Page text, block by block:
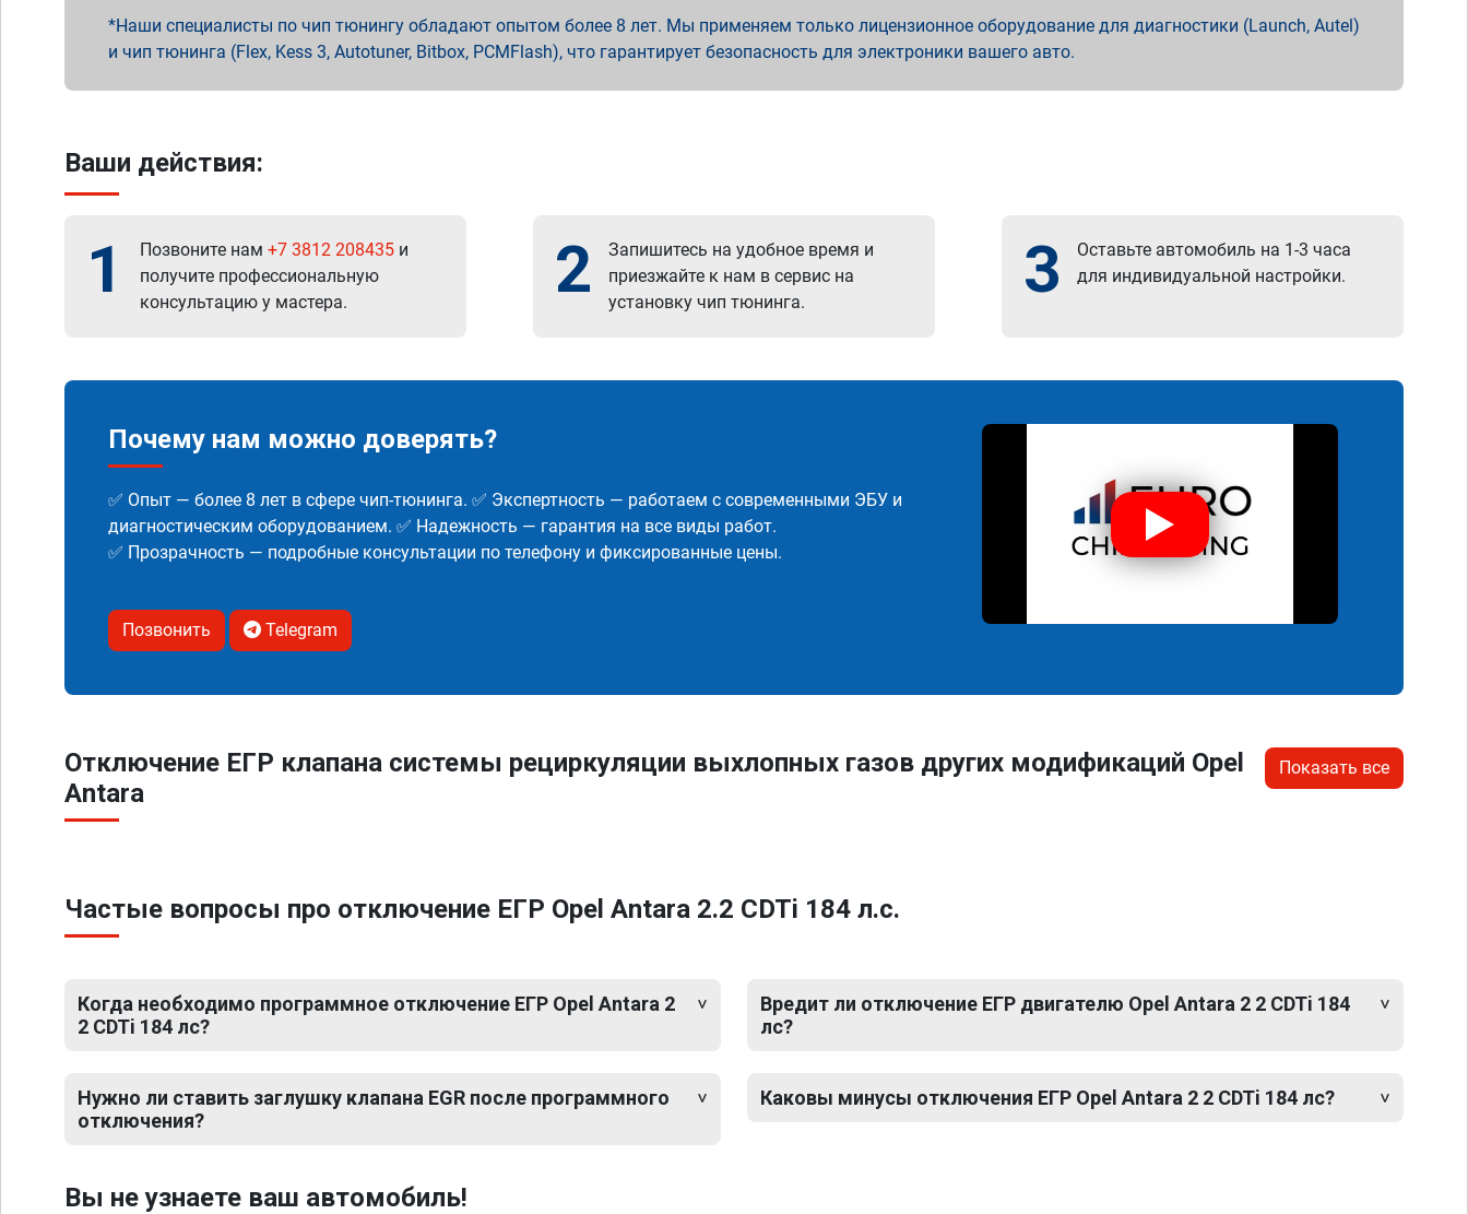
Наши специалисты по чип тюнингу обладают опытом более 8 лет. Мы применяем только лицензионное оборудование для диагностики (Launch, Autel)
и чип тюнинга (Flex, Kess 3, Autotuner, Bitbox, PCMFlash), что гарантирует безопасность для электроники вашего авто.
Ваши действия:
1 Позвоните нам +7 3812 208435 и
получите профессиональную
консультацию у мастера.
2
Запишитесь на удобное время и
приезжайте к нам в сервис на
установку чип тюнинга.
3
Оставьте автомобиль на 1-3 часа
для индивидуальной настройки.
Почему нам можно доверять?
✅ Опыт — более 8 лет в сфере чип-тюнинга. ✅ Экспертность — работаем с современными ЭБУ и
диагностическим оборудованием. ✅ Надежность — гарантия на все виды работ.
✅ Прозрачность — подробные консультации по телефону и фиксированные цены.
Позвонить Telegram
Отключение ЕГР клапана системы рециркуляции выхлопных газов других модификаций Opel
Antara
Показать все
Частые вопросы про отключение ЕГР Opel Antara 2.2 CDTi 184 л.с.
Когда необходимо программное отключение ЕГР Opel Antara 2
2 CDTi 184 лс?
Нужно ли ставить заглушку клапана EGR после программного
отключения?
Вредит ли отключение ЕГР двигателю Opel Antara 2 2 CDTi 184
лс?
Каковы минусы отключения ЕГР Opel Antara 2 2 CDTi 184 лс?
Вы не узнаете ваш автомобиль!